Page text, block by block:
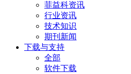
菲益科资讯
行业资讯
技术知识
期刊新闻
下载与支持
全部
软件下载